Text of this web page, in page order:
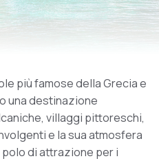
più famose della Grecia e
una destinazione
villaggi pittoreschi,
e la sua atmosfera
di attrazione per i